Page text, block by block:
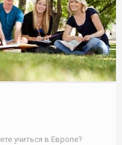
учиться в Европе?